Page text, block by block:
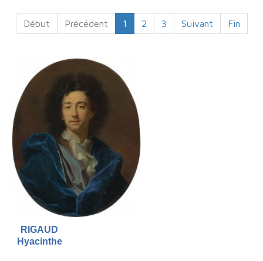
Début Précédent 1 2 3 Suivant Fin
RIGAUD
Hyacinthe